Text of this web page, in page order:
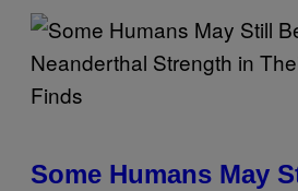
Some Humans May